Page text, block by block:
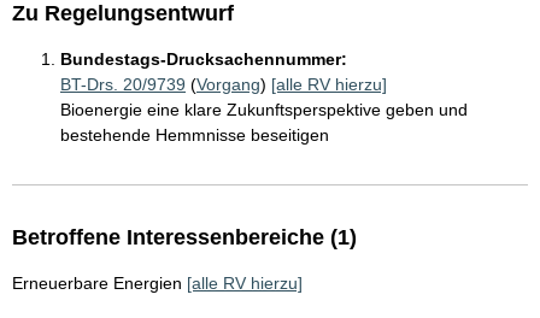
Zu Regelungsentwurf
Bundestags-Drucksachennummer:
BT-Drs. 20/9739 (Vorgang) [alle RV hierzu]
Bioenergie eine klare Zukunftsperspektive geben und
bestehende Hemmnisse beseitigen
Betroffene Interessenbereiche (1)
Erneuerbare Energien [alle RV hierzu]